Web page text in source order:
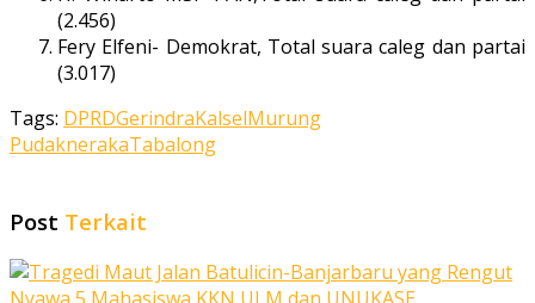
(2.456)
Fery Elfeni- Demokrat, Total suara caleg dan partai
(3.017)
Tags: DPRDGerindraKalselMurung
PudaknerakaTabalong
Post Terkait